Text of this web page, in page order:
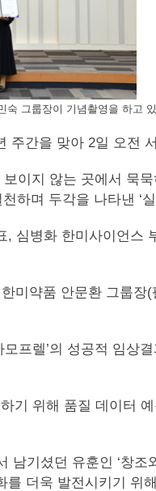
숙 그룹장이 기념촬영을 하고
주간을 맞아 2일 오전
이지 않는 곳에서 묵
하며 두각을 나타낸 ‘
심병화 한미사이언스
약품 안문환 그룹장
프렐’의 성공적 임
기 위해 품질 데이터
기셨던 유훈인 ‘창
더욱 발전시키기 위